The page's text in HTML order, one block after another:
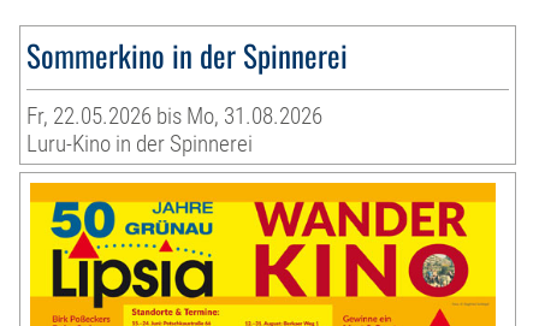
Sommerkino in der Spinnerei
Fr, 22.05.2026 bis Mo, 31.08.2026
Luru-Kino in der Spinnerei